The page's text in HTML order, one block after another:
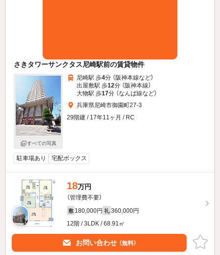
さきタワーサンクタス尼崎駅前の賃貸物件
すべての写真
尼崎駅 歩4分 （阪神本線など）
出屋敷駅 歩12分 （阪神本線）
大物駅 歩17分 （なんば線など）
兵庫県尼崎市御園町27-3
29階建 / 17年11ヶ月 / RC
駐車場あり 宅配ボックス
18万円
（管理費不要）
敷 180,000円 礼 360,000円
12階 / 3LDK / 68.91㎡
お問い合わせ （無料）